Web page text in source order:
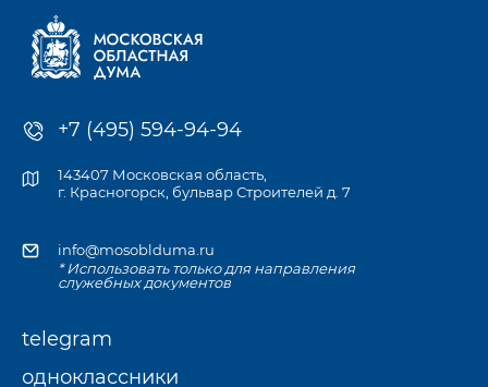
+7 (495) 594-94-94
143407 Московская область,
г. Красногорск, бульвар Строителей д. 7
info@mosoblduma.ru
* Использовать только для направления
служебных документов
telegram
одноклассники